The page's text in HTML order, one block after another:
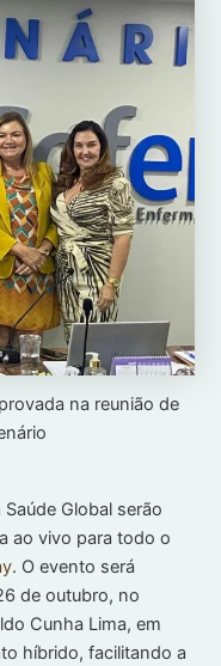
na reunião de
Global serão
ao vivo para todo o
. O evento será
de outubro, no
Cunha Lima, em
híbrido, facilitando a